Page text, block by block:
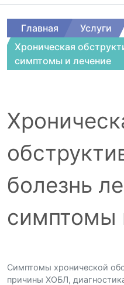
Главная
Услуги
Хроническая
симптомы и лечение
болезнь
симптомы
Симптомы хронической
причины ХОБЛ,